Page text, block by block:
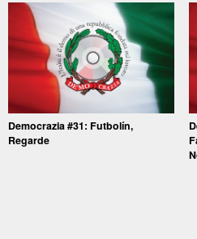
Democrazia #31: Futbolín,
Regarde